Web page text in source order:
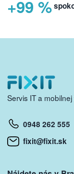
+99 %
Servis IT a
0948 262 555
fixit@fixit.sk